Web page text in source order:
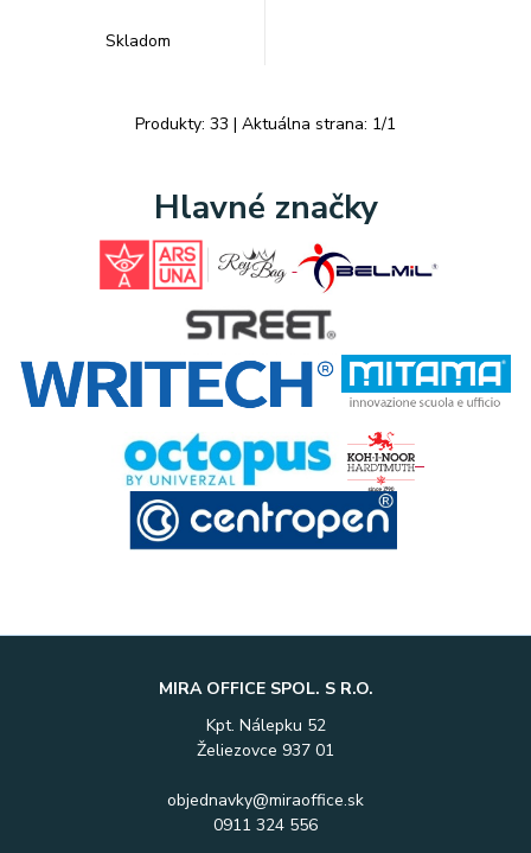
Skladom
Produkty: 33 | Aktuálna strana: 1/1
Hlavné značky
MIRA OFFICE SPOL. S R.O.
Kpt. Nálepku 52
Želiezovce 937 01
objednavky@miraoffice.sk
0911 324 556